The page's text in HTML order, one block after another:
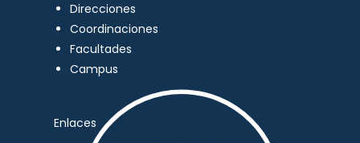
Direcciones
Coordinaciones
Facultades
Campus
Enlaces